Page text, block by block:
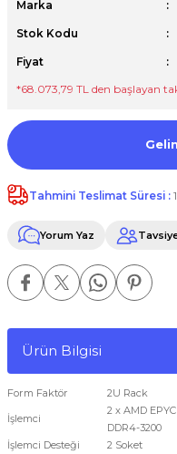
Marka
Stok Kodu
Fiyat
*68.073,79 TL den başlayan
Tahmini Teslimat Süresi :
Yorum Yaz
Ürün Bilgisi
Form Faktör
2U Rack
İşlemci
2 x AMD
DDR4-3200
İşlemci Desteği
2 Soket